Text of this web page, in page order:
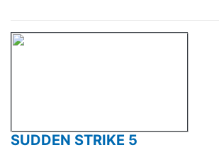
SUDDEN STRIKE 5